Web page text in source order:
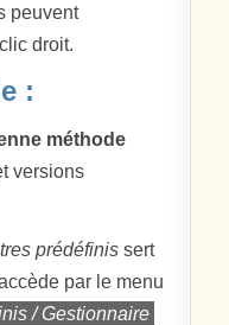
peuvent
droit.
:
méthode
versions
prédéfinis sert
par le menu
/ Gestionnaire